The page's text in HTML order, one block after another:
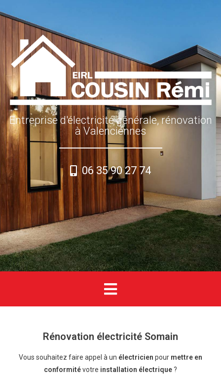
Entreprise d'électricité générale, rénovation
à Valenciennes
06 35 90 27 74
Rénovation électricité Somain
Vous souhaitez faire appel à un électricien pour mettre en
conformitévotre installation électrique?